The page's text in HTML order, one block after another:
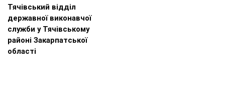
Тячівський відділ
державної виконавчої
служби у Тячівському
районі Закарпатської
області